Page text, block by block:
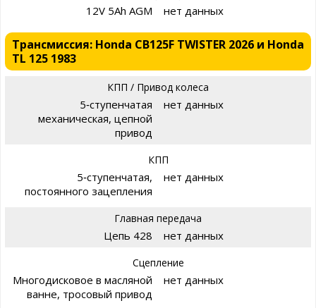
12V 5Ah AGM нет данных
Трансмиссия: Honda CB125F TWISTER 2026 и Honda
TL 125 1983
КПП / Привод колеса
5‑ступенчатая
механическая, цепной
привод
нет данных
КПП
5‑ступенчатая,
постоянного зацепления
нет данных
Главная передача
Цепь 428 нет данных
Сцепление
Многодисковое в масляной
ванне, тросовый привод
нет данных